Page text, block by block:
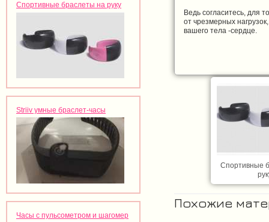
Спортивные браслеты на руку
Striiv умные браслет-часы
Часы с пульсометром и шагомер
Ведь согласитесь, для
от чрезмерных
вашего тела -сердце.
Спортивные
Похожие